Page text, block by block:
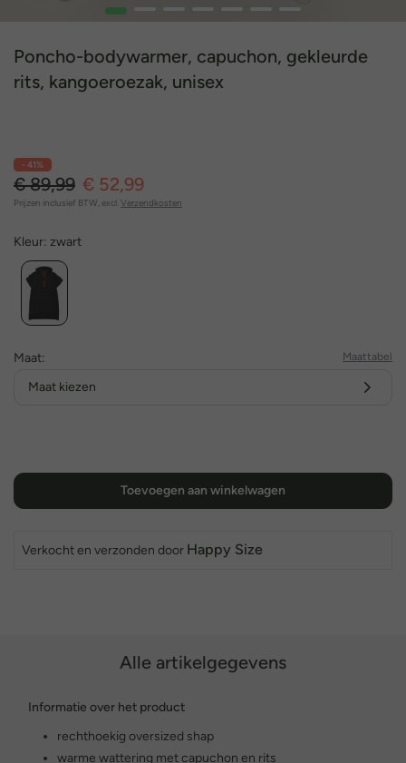
1 3 4 5 6 7
Poncho-bodywarmer, capuchon, gekleurde
rits, kangoeroezak, unisex
- 41%
€ 89,99 € 52,99
Prijzen inclusief BTW, excl. Verzendkosten
Kleur: zwart
Maat: Maattabel
Maat kiezen
Toevoegen aan winkelwagen
Verkocht en verzonden door Happy Size
Alle artikelgegevens
Informatie over het product
rechthoekig oversized shap
warme wattering met capuchon en rits